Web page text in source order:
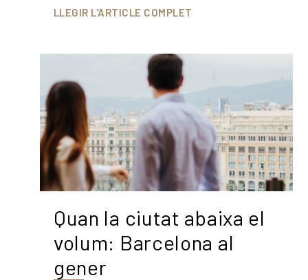
LLEGIR L'ARTICLE COMPLET
Quan la ciutat abaixa el
volum: Barcelona al
gener